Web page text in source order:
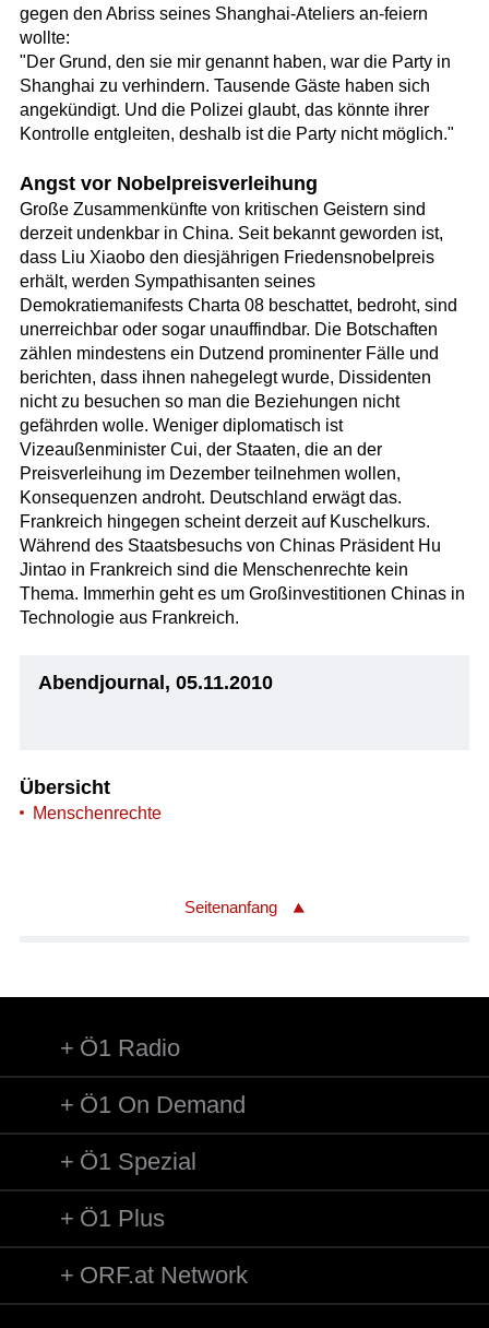
gegen den Abriss seines Shanghai-Ateliers an-feiern
wollte:
"Der Grund, den sie mir genannt haben, war die Party in
Shanghai zu verhindern. Tausende Gäste haben sich
angekündigt. Und die Polizei glaubt, das könnte ihrer
Kontrolle entgleiten, deshalb ist die Party nicht möglich."
Angst vor Nobelpreisverleihung
Große Zusammenkünfte von kritischen Geistern sind
derzeit undenkbar in China. Seit bekannt geworden ist,
dass Liu Xiaobo den diesjährigen Friedensnobelpreis
erhält, werden Sympathisanten seines
Demokratiemanifests Charta 08 beschattet, bedroht, sind
unerreichbar oder sogar unauffindbar. Die Botschaften
zählen mindestens ein Dutzend prominenter Fälle und
berichten, dass ihnen nahegelegt wurde, Dissidenten
nicht zu besuchen so man die Beziehungen nicht
gefährden wolle. Weniger diplomatisch ist
Vizeaußenminister Cui, der Staaten, die an der
Preisverleihung im Dezember teilnehmen wollen,
Konsequenzen androht. Deutschland erwägt das.
Frankreich hingegen scheint derzeit auf Kuschelkurs.
Während des Staatsbesuchs von Chinas Präsident Hu
Jintao in Frankreich sind die Menschenrechte kein
Thema. Immerhin geht es um Großinvestitionen Chinas in
Technologie aus Frankreich.
Abendjournal, 05.11.2010
Übersicht
Menschenrechte
Seitenanfang
Ö1 Radio
Ö1 On Demand
Ö1 Spezial
Ö1 Plus
ORF.at Network